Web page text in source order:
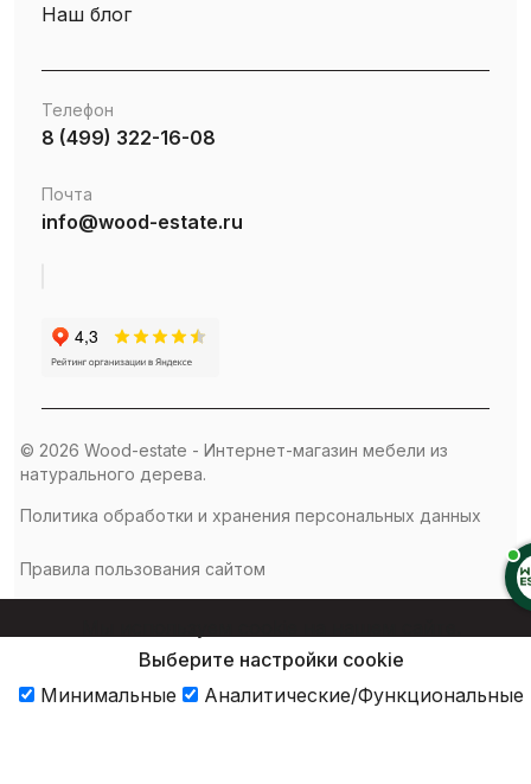
Наш блог
Телефон
8 (499) 322-16-08
Почта
info@wood-estate.ru
© 2026 Wood-estate - Интернет-магазин мебели из
натурального дерева.
Политика обработки и хранения персональных данных
Правила пользования сайтом
Выберите настройки cookie
Минимальные
Аналитические/Функциональные